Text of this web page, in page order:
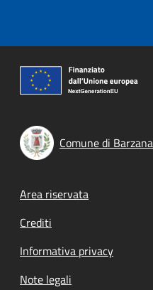
Comune di Barzana
Footer menu
Area riservata
Crediti
Informativa privacy
Note legali